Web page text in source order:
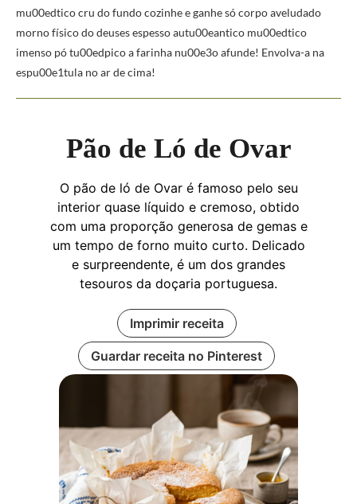
mu00edtico cru do fundo cozinhe e ganhe só corpo aveludado
morno físico do deuses espesso autu00eantico mu00edtico
imenso pó tu00edpico a farinha nu00e3o afunde! Envolva-a na
espu00e1tula no ar de cima!
Pão de Ló de Ovar
O pão de ló de Ovar é famoso pelo seu
interior quase líquido e cremoso, obtido
com uma proporção generosa de gemas e
um tempo de forno muito curto. Delicado
e surpreendente, é um dos grandes
tesouros da doçaria portuguesa.
Imprimir receita
Guardar receita no Pinterest